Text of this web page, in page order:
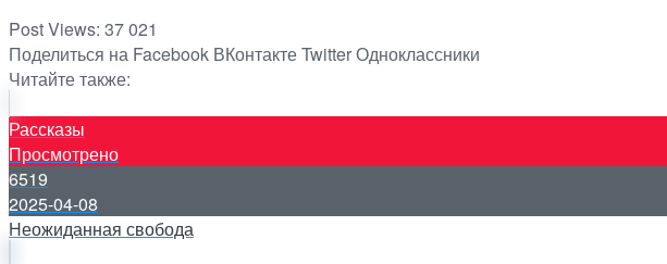
Post Views: 37 021
Поделиться на Facebook ВКонтактеTwitterОдноклассники
Читайте также:
Рассказы
Просмотрено
6519
2025-04-08
Неожиданная свобода